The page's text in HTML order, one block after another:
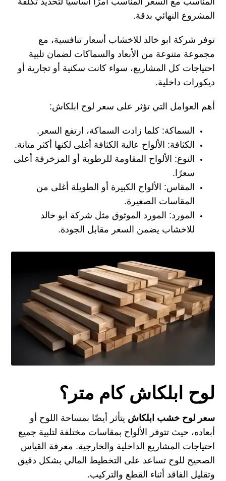
المشروع النهائي بدقة.
توفر شركة ابو خالد للاخشاب أسعار تنافسية، مع
مجموعة متنوعة من الأبعاد والسماكات لضمان تلبية
احتياجات كل المشاريع، سواء كانت سكنية أو تجارية أو
ديكورات داخلية.
أهم العوامل التي تؤثر على سعر لوح ابلكاش:
السماكة: كلما زادت السماكة، ارتفع السعر.
الكثافة: الألواح عالية الكثافة أغلى لكنها أكثر متانة.
النوع: الألواح المقاومة للرطوبة أو المزخرفة أعلى
سعرًا.
المقاس: الألواح الكبيرة أو الطويلة أغلى من
المقاسات الصغيرة.
المورد: المورد الموثوق مثل شركة ابو خالد
للاخشاب يضمن السعر مقابل الجودة.
لوح ابلكاش كام متر؟
سعر لوح خشب ابلكاش يتأثر أيضًا بمساحة اللوح أو
أبعاده، حيث تتوفر الألواح بمقاسات مختلفة لتلبية جميع
احتياجات المشاريع الداخلية والخارجية. معرفة القياس
الصحيح للوح تساعد على التخطيط المالي بشكل دقيق
وتقليل الفاقد أثناء القطع والتركيب.